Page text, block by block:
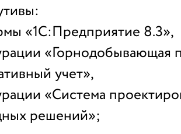
«1С:Предприятие 8.3»,
«Горнодобывающая
учет»,
«Система
решений»;